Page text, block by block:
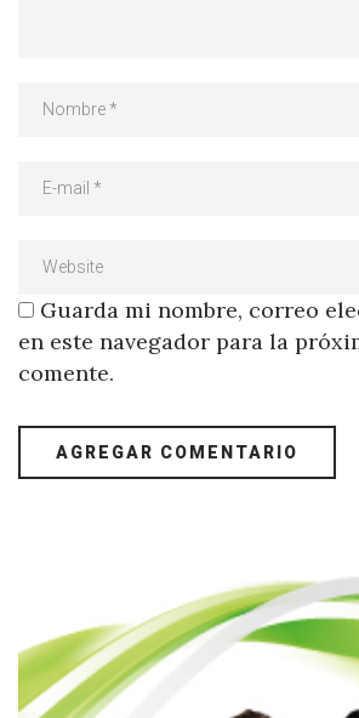
Guarda mi nombre, correo
en este navegador para la
comente.